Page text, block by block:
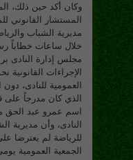
وكان أكد حين ذلك،
المستشار القانوني
مديرية الشباب
خلال ساعات خطاباً
مجلس إدارة النادى
الإجراءات القانونية
العمومية للنادى،
الذي كان مدرجاً على
اسم عمرو عبد الحق
النادى، وأن مديرية
للرياضة لم يعترضا
الجمعية العمومية يومى 29 و30